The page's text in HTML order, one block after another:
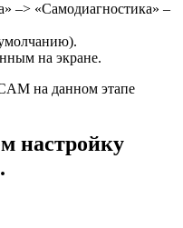
–> «Самодиагностика» –
на экране.
на данном этапе
настройку